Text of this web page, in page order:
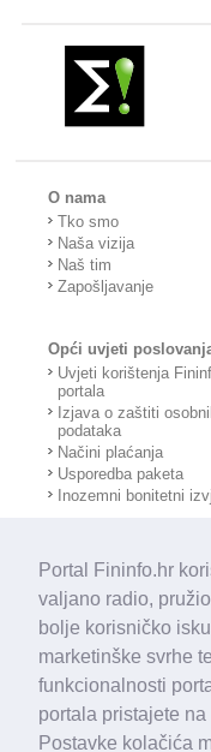
Portal Fininfo.hr
valjano radio,
bolje korisničko
marketinške svrhe
funkcionalnosti
portala pristajete
Postavke kolačića
O nama
Tko smo
Naša vizija
Naš tim
Zapošljavanje
Opći uvjeti
Uvjeti korištenja
portala
Izjava o zaštiti
podataka
Načini plaćanja
Usporedba paketa
Inozemni bonitetni